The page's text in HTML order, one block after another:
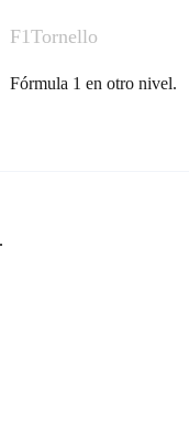
F1Tornello
Fórmula 1 en otro nivel.